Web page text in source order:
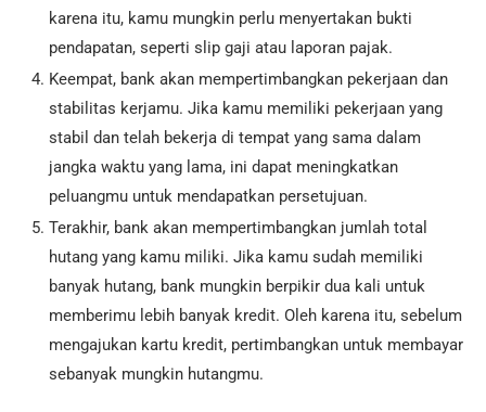
karena itu, kamu mungkin perlu menyertakan bukti
pendapatan, seperti slip gaji atau laporan pajak.
Keempat, bank akan mempertimbangkan pekerjaan dan
stabilitas kerjamu. Jika kamu memiliki pekerjaan yang
stabil dan telah bekerja di tempat yang sama dalam
jangka waktu yang lama, ini dapat meningkatkan
peluangmu untuk mendapatkan persetujuan.
Terakhir, bank akan mempertimbangkan jumlah total
hutang yang kamu miliki. Jika kamu sudah memiliki
banyak hutang, bank mungkin berpikir dua kali untuk
memberimu lebih banyak kredit. Oleh karena itu, sebelum
mengajukan kartu kredit, pertimbangkan untuk membayar
sebanyak mungkin hutangmu.